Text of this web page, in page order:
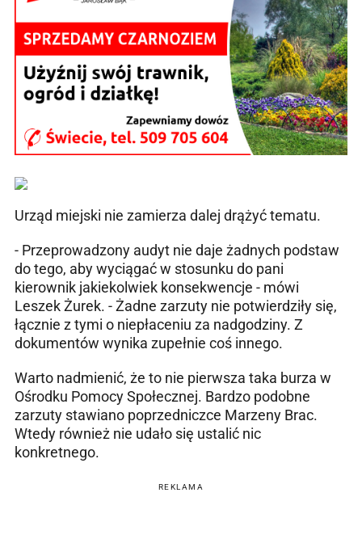
Urząd miejski nie zamierza dalej drążyć tematu.
- Przeprowadzony audyt nie daje żadnych podstaw
do tego, aby wyciągać w stosunku do pani
kierownik jakiekolwiek konsekwencje - mówi
Leszek Żurek. - Żadne zarzuty nie potwierdziły się,
łącznie z tymi o niepłaceniu za nadgodziny. Z
dokumentów wynika zupełnie coś innego.
Warto nadmienić, że to nie pierwsza taka burza w
Ośrodku Pomocy Społecznej. Bardzo podobne
zarzuty stawiano poprzedniczce Marzeny Brac.
Wtedy również nie udało się ustalić nic
konkretnego.
REKLAMA